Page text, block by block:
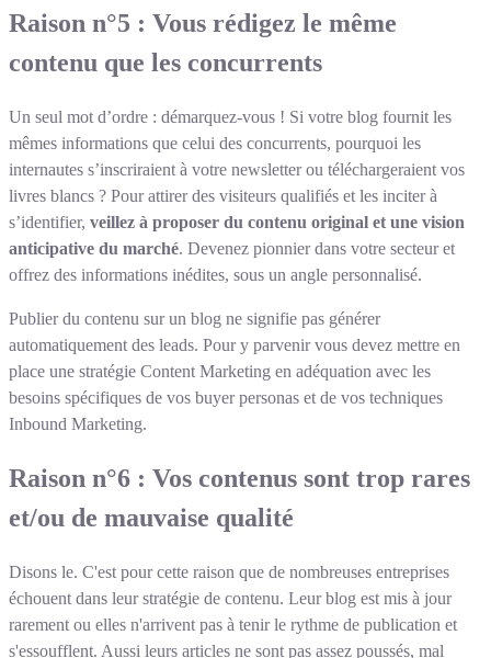
Raison n°5 : Vous rédigez le même
contenu que les concurrents
Un seul mot d’ordre : démarquez-vous ! Si votre blog fournit les
mêmes informations que celui des concurrents, pourquoi les
internautes s’inscriraient à votre newsletter ou téléchargeraient vos
livres blancs ? Pour attirer des visiteurs qualifiés et les inciter à
s’identifier, veillez à proposer du contenu original et une vision
anticipative du marché. Devenez pionnier dans votre secteur et
offrez des informations inédites, sous un angle personnalisé.
Publier du contenu sur un blog ne signifie pas générer
automatiquement des leads. Pour y parvenir vous devez mettre en
place une stratégie Content Marketing en adéquation avec les
besoins spécifiques de vos buyer personas et de vos techniques
Inbound Marketing.
Raison n°6 : Vos contenus sont trop rares
et/ou de mauvaise qualité
Disons le. C'est pour cette raison que de nombreuses entreprises
échouent dans leur stratégie de contenu. Leur blog est mis à jour
rarement ou elles n'arrivent pas à tenir le rythme de publication et
s'essoufflent. Aussi leurs articles ne sont pas assez poussés, mal